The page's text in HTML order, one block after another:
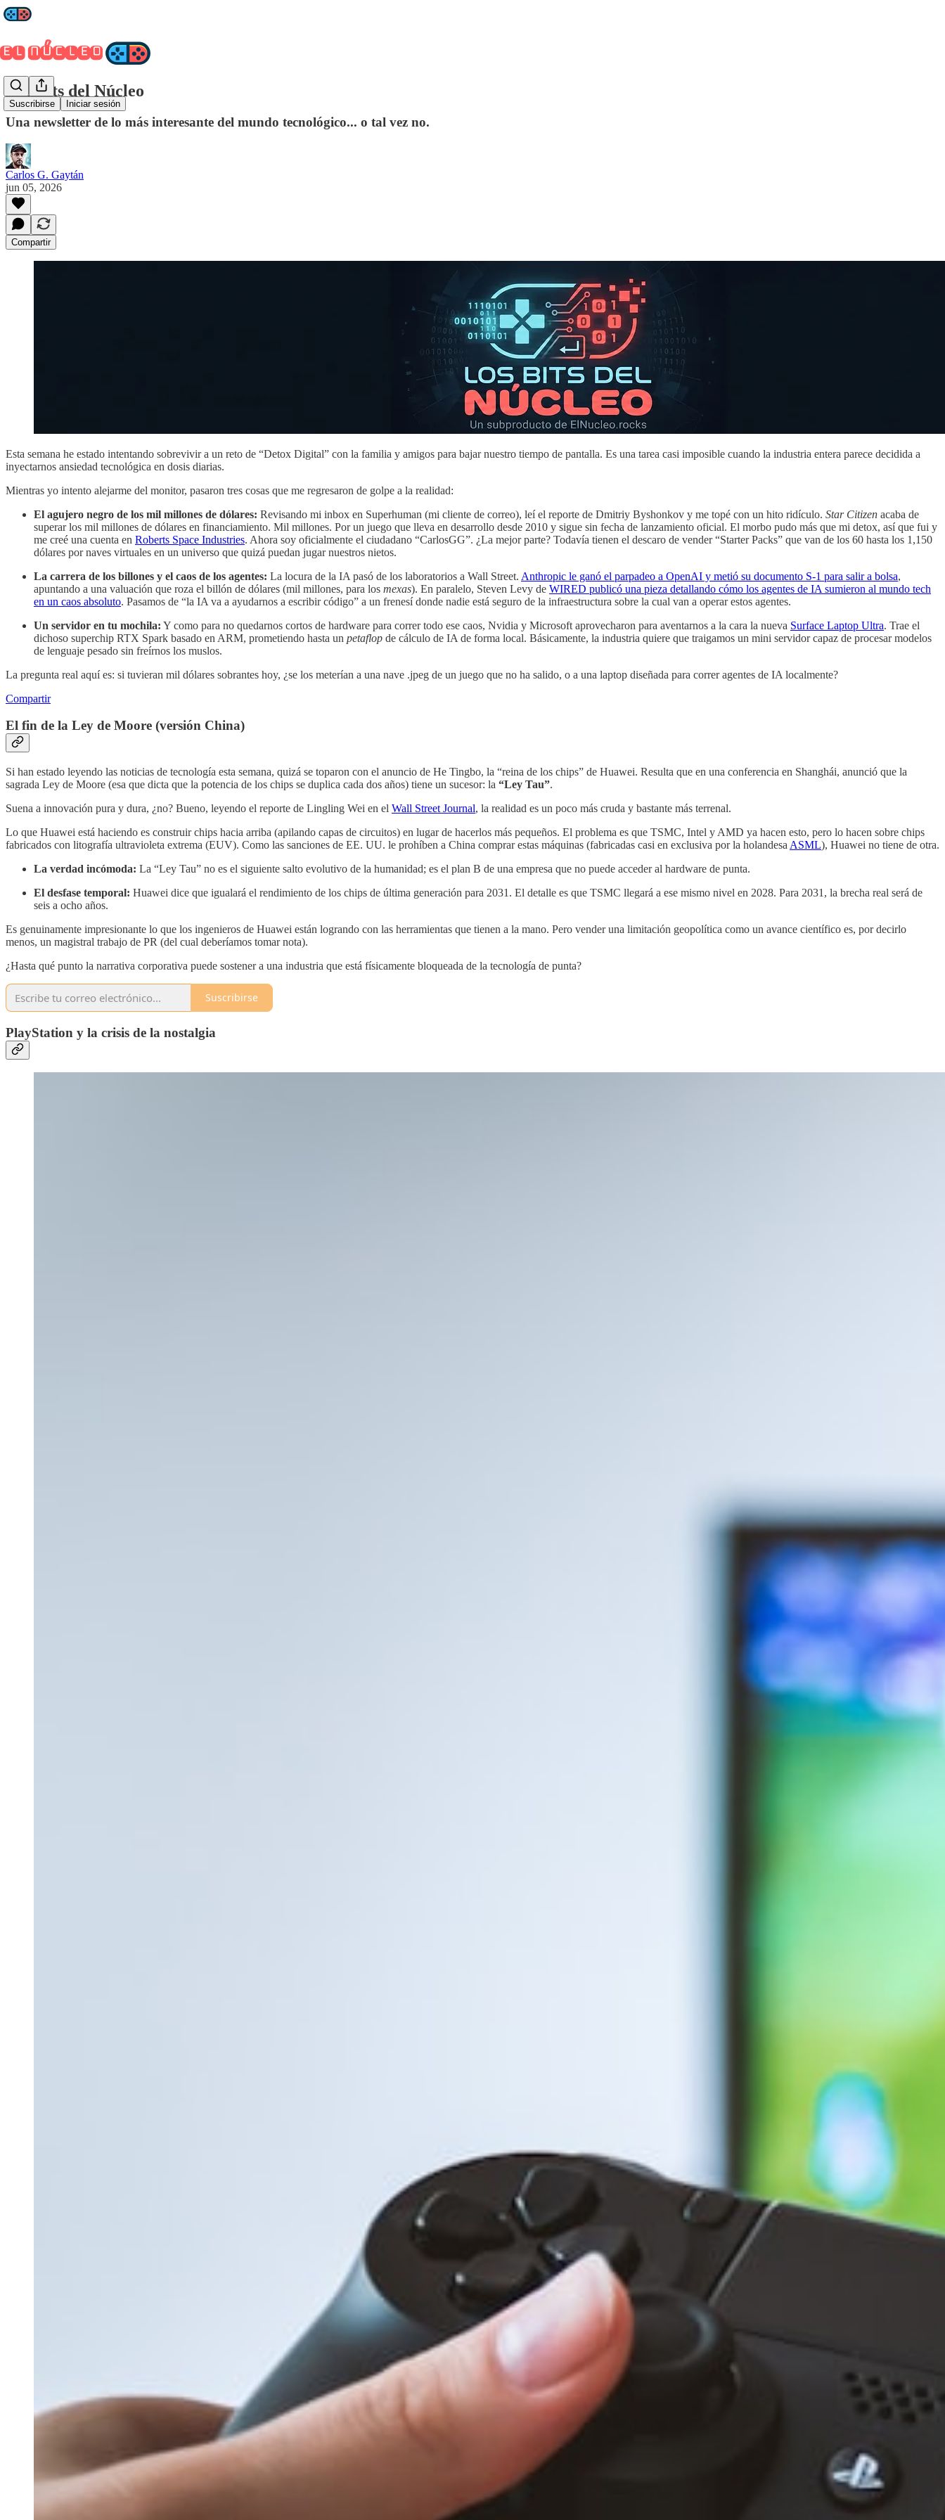
Suscribirse Iniciar sesión
Los Bits del Núcleo
Una newsletter de lo más interesante del mundo tecnológico... o tal vez no.
Carlos G. Gaytán
jun 05, 2026
Compartir
Esta semana he estado intentando sobrevivir a un reto de “Detox Digital” con la familia y amigos para bajar nuestro tiempo de pantalla. Es una tarea casi imposible cuando la industria entera parece decidida a
inyectarnos ansiedad tecnológica en dosis diarias.
Mientras yo intento alejarme del monitor, pasaron tres cosas que me regresaron de golpe a la realidad:
El agujero negro de los mil millones de dólares: Revisando mi inbox en Superhuman (mi cliente de correo), leí el reporte de Dmitriy Byshonkov y me topé con un hito ridículo. Star Citizen acaba de
superar los mil millones de dólares en financiamiento. Mil millones. Por un juego que lleva en desarrollo desde 2010 y sigue sin fecha de lanzamiento oficial. El morbo pudo más que mi detox, así que fui y
me creé una cuenta en Roberts Space Industries. Ahora soy oficialmente el ciudadano “CarlosGG”. ¿La mejor parte? Todavía tienen el descaro de vender “Starter Packs” que van de los 60 hasta los 1,150
dólares por naves virtuales en un universo que quizá puedan jugar nuestros nietos.
La carrera de los billones y el caos de los agentes: La locura de la IA pasó de los laboratorios a Wall Street. Anthropic le ganó el parpadeo a OpenAI y metió su documento S-1 para salir a bolsa,
apuntando a una valuación que roza el billón de dólares (mil millones, para los mexas). En paralelo, Steven Levy de WIRED publicó una pieza detallando cómo los agentes de IA sumieron al mundo tech
en un caos absoluto. Pasamos de “la IA va a ayudarnos a escribir código” a un frenesí donde nadie está seguro de la infraestructura sobre la cual van a operar estos agentes.
Un servidor en tu mochila: Y como para no quedarnos cortos de hardware para correr todo ese caos, Nvidia y Microsoft aprovecharon para aventarnos a la cara la nueva Surface Laptop Ultra. Trae el
dichoso superchip RTX Spark basado en ARM, prometiendo hasta un petaflop de cálculo de IA de forma local. Básicamente, la industria quiere que traigamos un mini servidor capaz de procesar modelos
de lenguaje pesado sin freírnos los muslos.
La pregunta real aquí es: si tuvieran mil dólares sobrantes hoy, ¿se los meterían a una nave .jpeg de un juego que no ha salido, o a una laptop diseñada para correr agentes de IA localmente?
Compartir
El fin de la Ley de Moore (versión China)
Si han estado leyendo las noticias de tecnología esta semana, quizá se toparon con el anuncio de He Tingbo, la “reina de los chips” de Huawei. Resulta que en una conferencia en Shanghái, anunció que la
sagrada Ley de Moore (esa que dicta que la potencia de los chips se duplica cada dos años) tiene un sucesor: la “Ley Tau”.
Suena a innovación pura y dura, ¿no? Bueno, leyendo el reporte de Lingling Wei en el Wall Street Journal, la realidad es un poco más cruda y bastante más terrenal.
Lo que Huawei está haciendo es construir chips hacia arriba (apilando capas de circuitos) en lugar de hacerlos más pequeños. El problema es que TSMC, Intel y AMD ya hacen esto, pero lo hacen sobre chips
fabricados con litografía ultravioleta extrema (EUV). Como las sanciones de EE. UU. le prohíben a China comprar estas máquinas (fabricadas casi en exclusiva por la holandesa ASML), Huawei no tiene de otra.
La verdad incómoda: La “Ley Tau” no es el siguiente salto evolutivo de la humanidad; es el plan B de una empresa que no puede acceder al hardware de punta.
El desfase temporal: Huawei dice que igualará el rendimiento de los chips de última generación para 2031. El detalle es que TSMC llegará a ese mismo nivel en 2028. Para 2031, la brecha real será de
seis a ocho años.
Es genuinamente impresionante lo que los ingenieros de Huawei están logrando con las herramientas que tienen a la mano. Pero vender una limitación geopolítica como un avance científico es, por decirlo
menos, un magistral trabajo de PR (del cual deberíamos tomar nota).
¿Hasta qué punto la narrativa corporativa puede sostener a una industria que está físicamente bloqueada de la tecnología de punta?
Suscribirse
PlayStation y la crisis de la nostalgia